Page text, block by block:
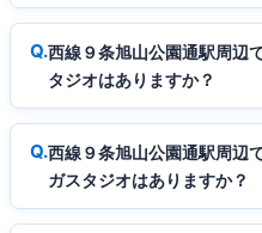
西線９条旭山公園通駅周辺
タジオはありますか？
西線９条旭山公園通駅周辺
ガスタジオはありますか？